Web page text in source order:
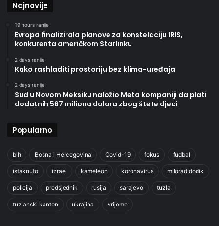
Najnovije
19 hours ranije
Evropa finalizirala planove za konstelaciju IRIS,
konkurenta američkom Starlinku
2 days ranije
Kako rashladiti prostoriju bez klima-uređaja
2 days ranije
Sud u Novom Meksiku naložio Meta kompaniji da plati
dodatnih 567 miliona dolara zbog štete djeci
Popularno
bih Bosna i Hercegovina Covid-19 fokus fudbal
istaknuto izrael kameleon koronavirus milorad dodik
policija predsjednik rusija sarajevo tuzla
tuzlanski kanton ukrajina vrijeme